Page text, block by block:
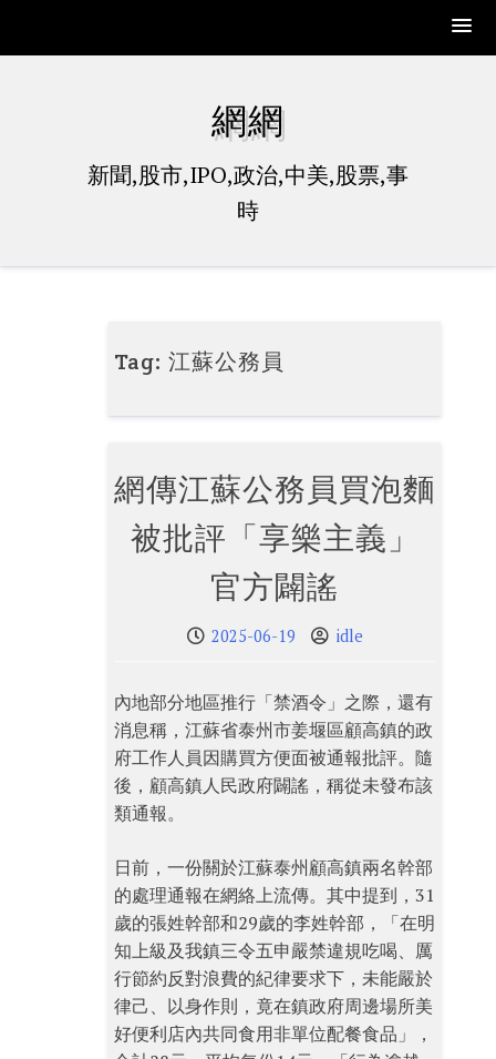
網網
新聞,股市,IPO,政治,中美,股票,事
時
Tag:江蘇公務員
網傳江蘇公務員買泡麵
被批評「享樂主義」
官方闢謠
2025-06-19 idle
內地部分地區推行「禁酒令」之際，還有
消息稱，江蘇省泰州市姜堰區顧高鎮的政
府工作人員因購買方便面被通報批評。隨
後，顧高鎮人民政府闢謠，稱從未發布該
類通報。
日前，一份關於江蘇泰州顧高鎮兩名幹部
的處理通報在網絡上流傳。其中提到，31
歲的張姓幹部和29歲的李姓幹部，「在明
知上級及我鎮三令五申嚴禁違規吃喝、厲
行節約反對浪費的紀律要求下，未能嚴於
律己、以身作則，竟在鎮政府周邊場所美
好便利店內共同食用非單位配餐食品」，